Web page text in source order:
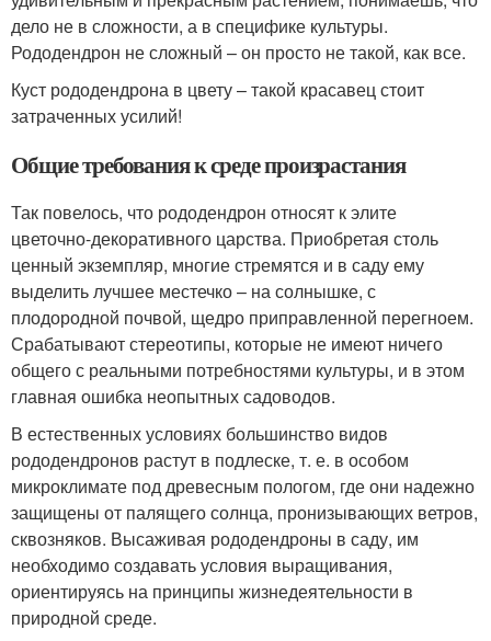
дело не в сложности, а в специфике культуры.
Рододендрон не сложный – он просто не такой, как все.
Куст рододендрона в цвету – такой красавец стоит
затраченных усилий!
Общие требования к среде произрастания
Так повелось, что рододендрон относят к элите
цветочно-декоративного царства. Приобретая столь
ценный экземпляр, многие стремятся и в саду ему
выделить лучшее местечко – на солнышке, с
плодородной почвой, щедро приправленной перегноем.
Срабатывают стереотипы, которые не имеют ничего
общего с реальными потребностями культуры, и в этом
главная ошибка неопытных садоводов.
В естественных условиях большинство видов
рододендронов растут в подлеске, т. е. в особом
микроклимате под древесным пологом, где они надежно
защищены от палящего солнца, пронизывающих ветров,
сквозняков. Высаживая рододендроны в саду, им
необходимо создавать условия выращивания,
ориентируясь на принципы жизнедеятельности в
природной среде.